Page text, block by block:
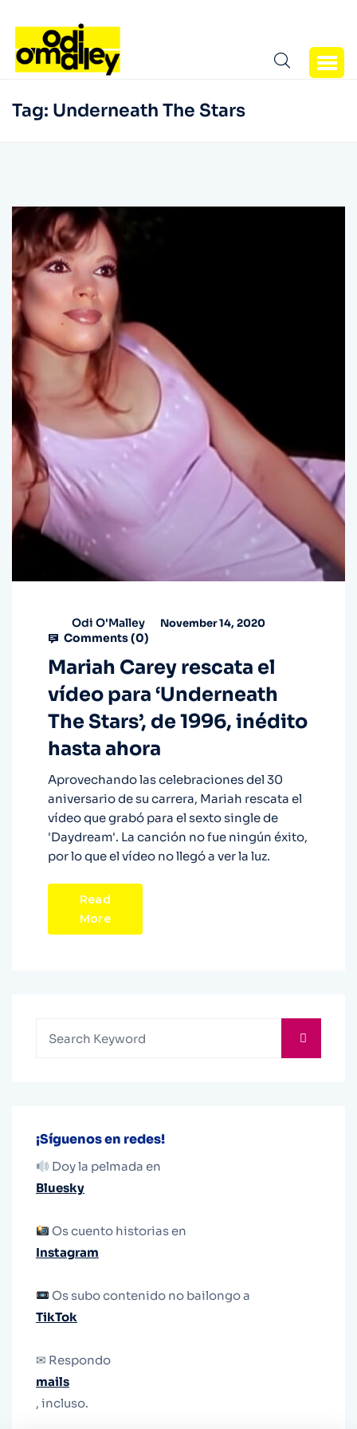
Tag: Underneath The Stars
Odi O'Malley November 14, 2020
Comments (0)
Mariah Carey rescata el
vídeo para ‘Underneath
The Stars’, de 1996, inédito
hasta ahora
Aprovechando las celebraciones del 30
aniversario de su carrera, Mariah rescata el
vídeo que grabó para el sexto single de
'Daydream'. La canción no fue ningún éxito,
por lo que el vídeo no llegó a ver la luz.
Read
More
¡Síguenos en redes!
Doy la pelmada en
Bluesky
Os cuento historias en
Instagram
Os subo contenido no bailongo a
TikTok
✉ Respondo
mails
, incluso.